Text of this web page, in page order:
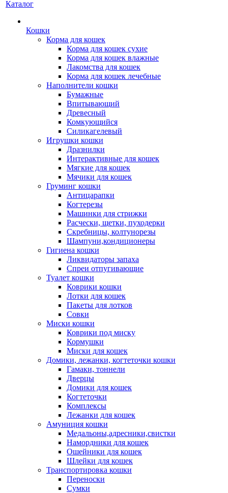
Каталог
Кошки
Корма для кошек
Корма для кошек сухие
Корма для кошек влажные
Лакомства для кошек
Корма для кошек лечебные
Наполнители кошки
Бумажные
Впитывающий
Древесный
Комкующийся
Силикагелевый
Игрушки кошки
Дразнилки
Интерактивные для кошек
Мягкие для кошек
Мячики для кошек
Груминг кошки
Антицарапки
Когтерезы
Машинки для стрижки
Расчески, щетки, пуходерки
Скребницы, колтунорезы
Шампуни,кондиционеры
Гигиена кошки
Ликвидаторы запаха
Спреи отпугивающие
Туалет кошки
Коврики кошки
Лотки для кошек
Пакеты для лотков
Совки
Миски кошки
Коврики под миску
Кормушки
Миски для кошек
Домики, лежанки, когтеточки кошки
Гамаки, тоннели
Дверцы
Домики для кошек
Когтеточки
Комплексы
Лежанки для кошек
Амуниция кошки
Медальоны,адресники,свистки
Намордники для кошек
Ошейники для кошек
Шлейки для кошек
Транспортировка кошки
Переноски
Сумки